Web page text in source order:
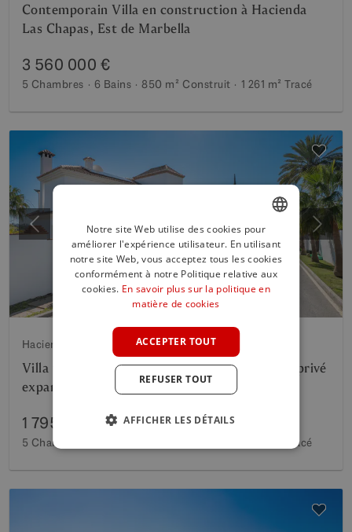
Contemporain Villa en construction à Hacienda
Las Chapas, Est de Marbella
3 560 000 €
5 Chambres 6 Bains 850 m² Construit 1 261 m² Tracé
Précédent
Hacienda las Chapas, Marbella Est
Villa familiale avec vue panoramique et jardin privé
expansif
1 795 000 €
5 Chambres Tracé
ENGLISH
SPANISH
FRENCH
POLISH
Notre site Web utilise des cookies pour
améliorer l'expérience utilisateur. En utilisant
notre site Web, vous acceptez tous les cookies
conformément à notre Politique relative aux
cookies. En savoir plus sur la politique en
matière de cookies
ACCEPTER TOUT
REFUSER TOUT
AFFICHER LES DÉTAILS